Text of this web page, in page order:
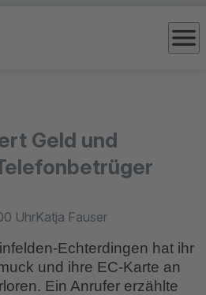
menu
Geld und
UhrKatja Fauser
Echterdingen hat ihr
und ihre EC-Karte an
Ein Anrufer erzählte